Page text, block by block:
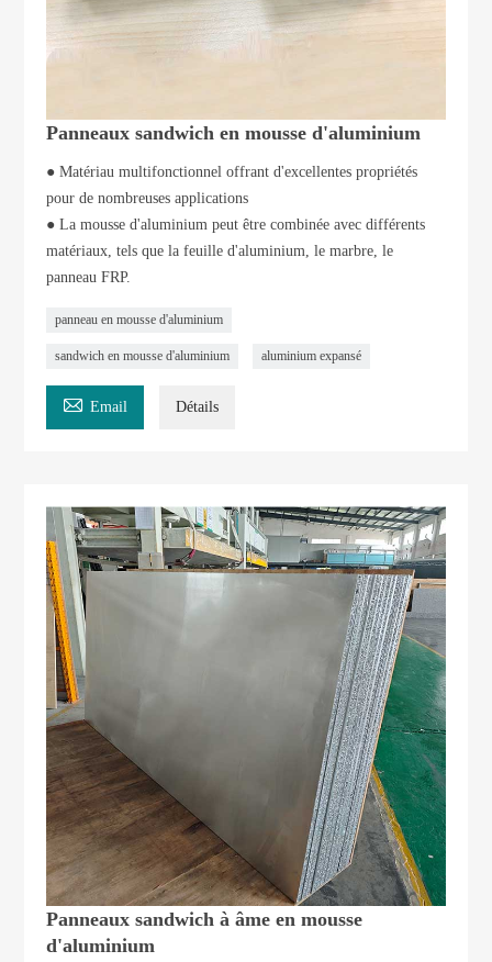
Panneaux sandwich en mousse d'aluminium
● Matériau multifonctionnel offrant d'excellentes propriétés
pour de nombreuses applications
● La mousse d'aluminium peut être combinée avec différents
matériaux, tels que la feuille d'aluminium, le marbre, le
panneau FRP.
panneau en mousse d'aluminium
sandwich en mousse d'aluminium aluminium expansé
 Email Détails
Panneaux sandwich à âme en mousse
d'aluminium